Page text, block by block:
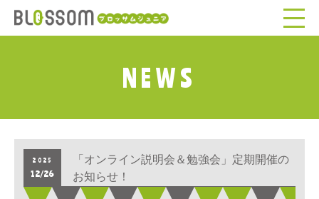
NEWS
2025
12/26
「オンライン説明会＆勉強会」定期開催の
お知らせ！